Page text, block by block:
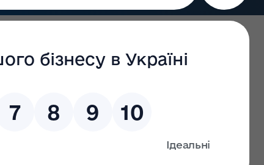
нагляд
реєстри
портал
Держлікслужби
ліків"
році не допустила